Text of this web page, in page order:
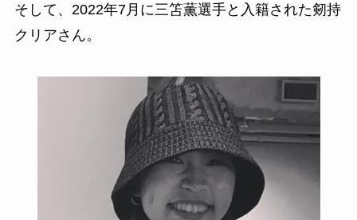
そして、2022年7月に三笘薫選手と入籍された剱持
クリアさん。